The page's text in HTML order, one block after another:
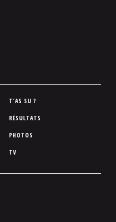
T'AS SU ?
RÉSULTATS
PHOTOS
TV